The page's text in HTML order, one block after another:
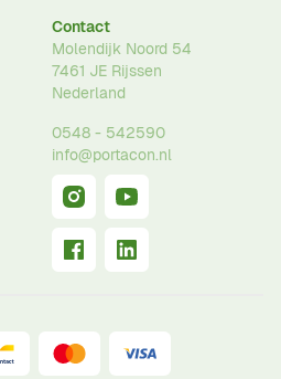
Contact
Molendijk Noord 54
7461 JE Rijssen
Nederland
0548 - 542590
info@portacon.nl